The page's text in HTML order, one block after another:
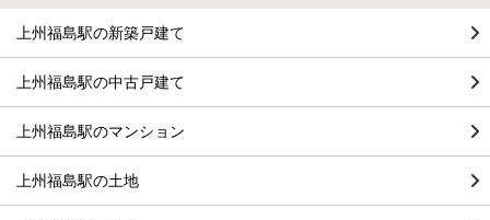
上州福島駅の新築戸建て
上州福島駅の中古戸建て
上州福島駅のマンション
上州福島駅の土地